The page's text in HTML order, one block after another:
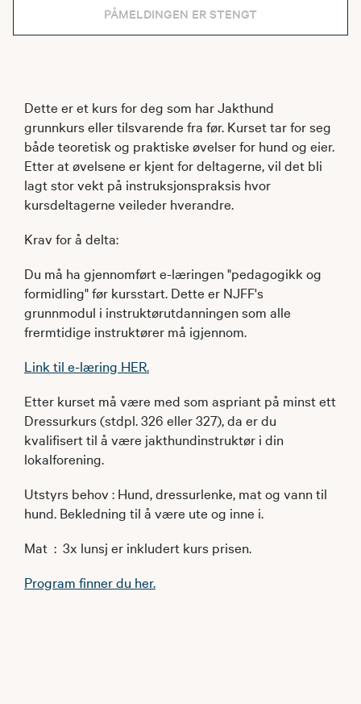
PÅMELDINGEN ER STENGT
Dette er et kurs for deg som har Jakthund
grunnkurs eller tilsvarende fra før. Kurset tar for seg
både teoretisk og praktiske øvelser for hund og eier.
Etter at øvelsene er kjent for deltagerne, vil det bli
lagt stor vekt på instruksjonspraksis hvor
kursdeltagerne veileder hverandre.
Krav for å delta:
Du må ha gjennomført e-læringen "pedagogikk og
formidling" før kursstart. Dette er NJFF's
grunnmodul i instruktørutdanningen som alle
frermtidige instruktører må igjennom.
Link til e-læring HER.
Etter kurset må være med som aspriant på minst ett
Dressurkurs (stdpl. 326 eller 327), da er du
kvalifisert til å være jakthundinstruktør i din
lokalforening.
Utstyrs behov : Hund, dressurlenke, mat og vann til
hund. Bekledning til å være ute og inne i.
Mat : 3x lunsj er inkludert kurs prisen.
Program finner du her.